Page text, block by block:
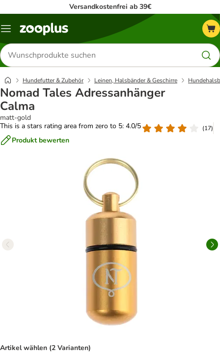
Versandkostenfrei ab 39€
Menü
Produkte
suchen
Hundefutter & Zubehör Leinen, Halsbänder & Geschirre
Nomad Tales Adressanhänger
Calma
matt-gold
This is a stars rating area from zero to 5: 4.0/5
(17)
Produkt bewerten
Artikel wählen (2 Varianten)